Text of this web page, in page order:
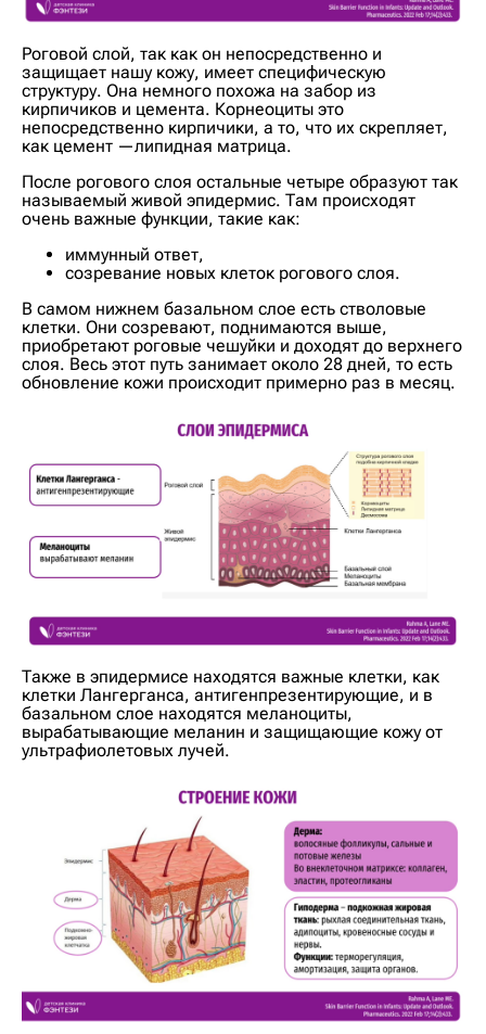
Роговой слой, так как он непосредственно и
защищает нашу кожу, имеет специфическую
структуру. Она немного похожа на забор из
кирпичиков и цемента. Корнеоциты это
непосредственно кирпичики, а то, что их скрепляет,
как цемент —липидная матрица.
После рогового слоя остальные четыре образуют так
называемый живой эпидермис. Там происходят
очень важные функции, такие как:
иммунный ответ,
созревание новых клеток рогового слоя.
В самом нижнем базальном слое есть стволовые
клетки. Они созревают, поднимаются выше,
приобретают роговые чешуйки и доходят до верхнего
слоя. Весь этот путь занимает около 28 дней, то есть
обновление кожи происходит примерно раз в месяц.
Также в эпидермисе находятся важные клетки, как
клетки Лангерганса, антигенпрезентирующие, и в
базальном слое находятся меланоциты,
вырабатывающие меланин и защищающие кожу от
ультрафиолетовых лучей.